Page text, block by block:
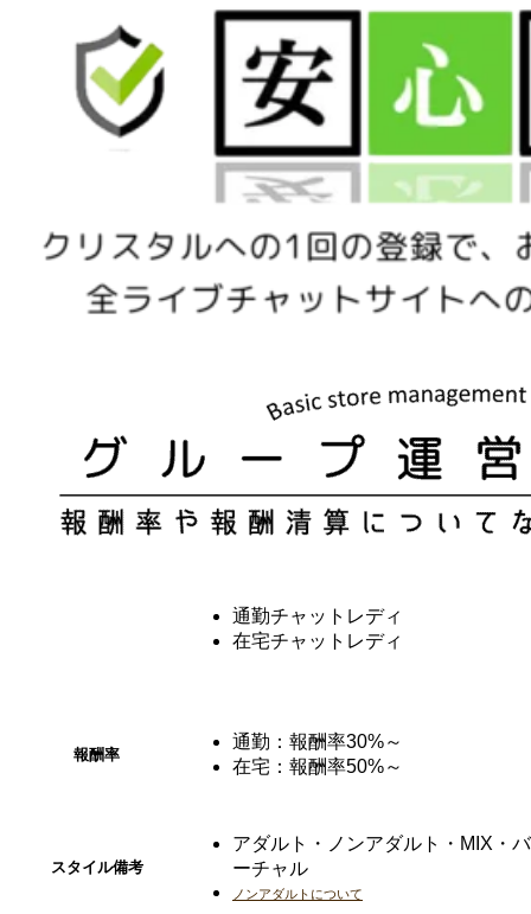
通勤チャットレディ
在宅チャットレディ
報酬率
通勤：報酬率30%～
在宅：報酬率50%～
スタイル備考
アダルト・ノンアダルト・MIX・バ
ーチャル
ノンアダルトについて